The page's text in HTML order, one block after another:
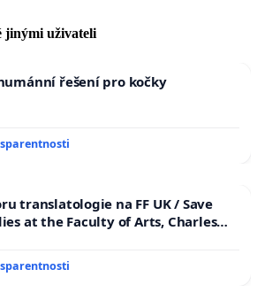
jinými uživateli
řešení pro kočky
translatologie na FF UK / Save
at the Faculty of Arts, Charles